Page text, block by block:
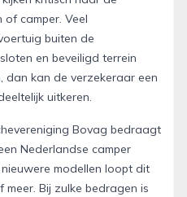
camper. Veel
buiten de
en beveiligd terrein
dan kan de verzekeraar een
uitkeren.
Bovag bedraagt
Nederlandse camper
modellen loopt dit
Bij zulke bedragen is